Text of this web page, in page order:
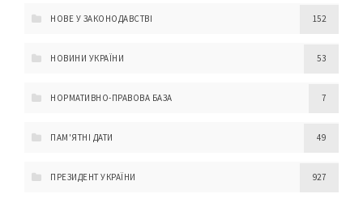
НОВЕ У ЗАКОНОДАВСТВІ 152
НОВИНИ УКРАЇНИ 53
НОРМАТИВНО-ПРАВОВА БАЗА 7
ПАМ'ЯТНІ ДАТИ 49
ПРЕЗИДЕНТ УКРАЇНИ 927